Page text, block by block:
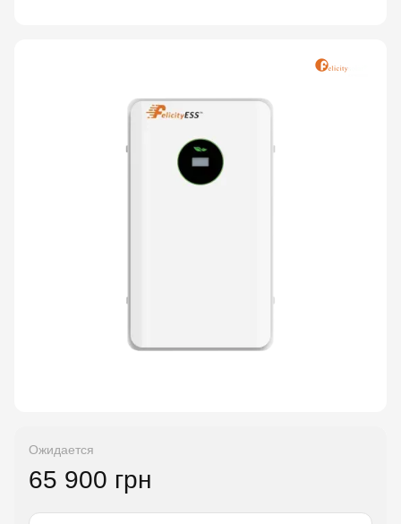
Ожидается
65 900 грн